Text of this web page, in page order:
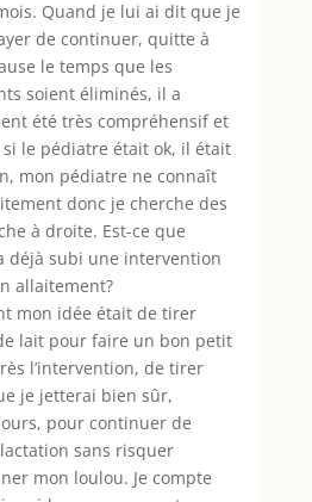
Quand je lui ai dit que je
de continuer, quitte à
le temps que les
soient éliminés, il a
été très compréhensif et
si le pédiatre était ok, il était
mon pédiatre ne connaît
donc je cherche des
à droite. Est-ce que
déjà subi une intervention
allaitement?
mon idée était de tirer
lait pour faire un bon petit
l’intervention, de tirer
je jetterai bien sûr,
pour continuer de
sans risquer
mon loulou. Je compte